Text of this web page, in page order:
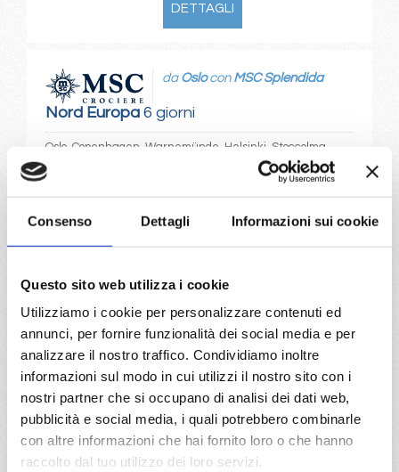
Consenso Dettagli Informazioni sui cookie
Questo sito web utilizza i cookie
Utilizziamo i cookie per personalizzare contenuti ed
annunci, per fornire funzionalità dei social media e per
analizzare il nostro traffico. Condividiamo inoltre
informazioni sul modo in cui utilizzi il nostro sito con i
nostri partner che si occupano di analisi dei dati web,
pubblicità e social media, i quali potrebbero combinarle
con altre informazioni che hai fornito loro o che hanno
raccolto dal tuo utilizzo dei loro servizi.
DETTAGLI
Nord Europa6 giorni
da Oslocon MSC Splendida
Oslo, Copenhagen, Warnemünde, Helsinki, Stoccolma
€ 729
DETTAGLI
Nord Europa8 giorni
Preziosa
Amsterdam - rotterdam, Amburgo, Southampton, Paris (le